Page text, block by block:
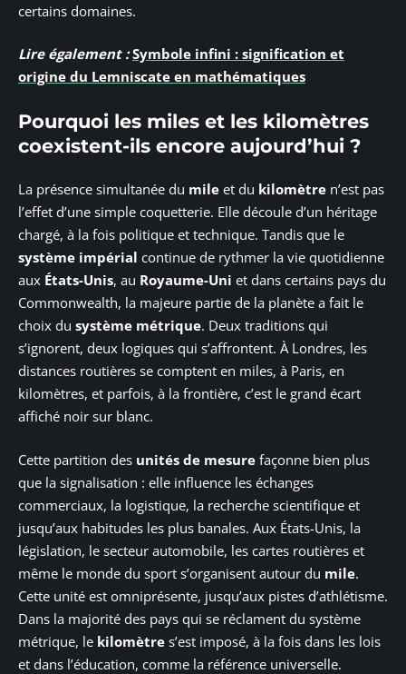
certains domaines.
Lire également : Symbole infini : signification et
origine du Lemniscate en mathématiques
Pourquoi les miles et les kilomètres
coexistent-ils encore aujourd’hui ?
La présence simultanée du mile et du kilomètre n’est pas
l’effet d’une simple coquetterie. Elle découle d’un héritage
chargé, à la fois politique et technique. Tandis que le
système impérial continue de rythmer la vie quotidienne
aux États-Unis, au Royaume-Uni et dans certains pays du
Commonwealth, la majeure partie de la planète a fait le
choix du système métrique. Deux traditions qui
s’ignorent, deux logiques qui s’affrontent. À Londres, les
distances routières se comptent en miles, à Paris, en
kilomètres, et parfois, à la frontière, c’est le grand écart
affiché noir sur blanc.
Cette partition des unités de mesure façonne bien plus
que la signalisation : elle influence les échanges
commerciaux, la logistique, la recherche scientifique et
jusqu’aux habitudes les plus banales. Aux États-Unis, la
législation, le secteur automobile, les cartes routières et
même le monde du sport s’organisent autour du mile.
Cette unité est omniprésente, jusqu’aux pistes d’athlétisme.
Dans la majorité des pays qui se réclament du système
métrique, le kilomètre s’est imposé, à la fois dans les lois
et dans l’éducation, comme la référence universelle.